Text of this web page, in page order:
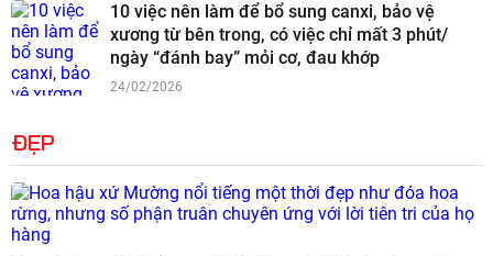
10 việc nên làm để bổ sung canxi, bảo vệ
xương từ bên trong, có việc chỉ mất 3 phút/
ngày “đánh bay” mỏi cơ, đau khớp
24/02/2026
ĐẸP